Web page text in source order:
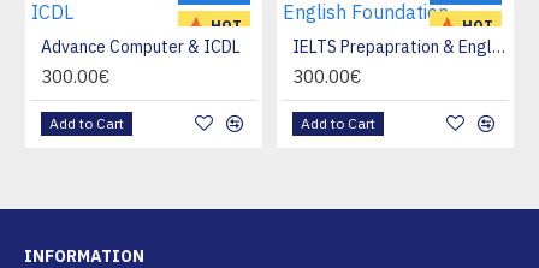
HOT
Advance Computer & ICDL
300.00€
Add to Cart
HOT
IELTS Prepapration & English Foundation
300.00€
Add to Cart
INFORMATION